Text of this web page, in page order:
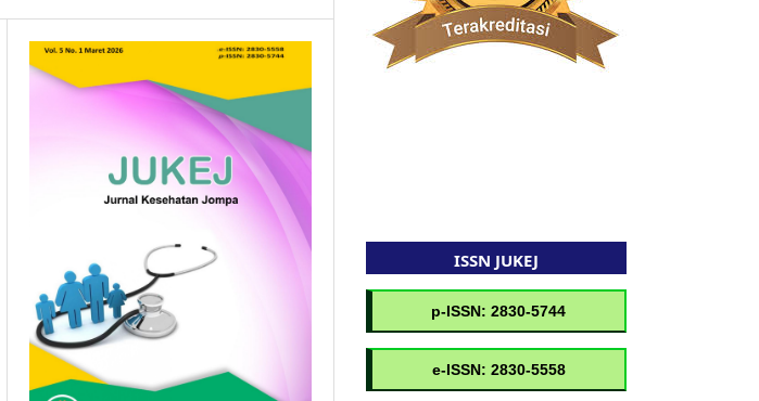
ISSN JUKEJ